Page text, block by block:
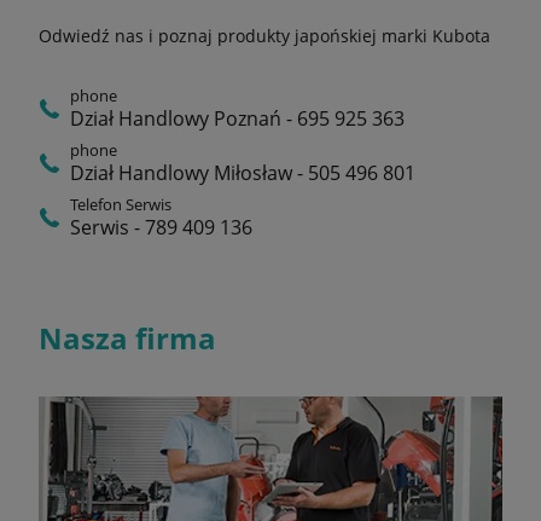
Odwiedź nas i poznaj produkty japońskiej marki Kubota
phone
Dział Handlowy Poznań - 695 925 363
phone
Dział Handlowy Miłosław - 505 496 801
Telefon Serwis
Serwis - 789 409 136
Nasza firma